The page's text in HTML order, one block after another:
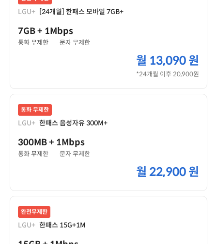
LGU+ [24개월] 한패스 모바일 7GB+
7GB+ 1Mbps
통화 무제한 문자 무제한
월 13,090 원
*24개월 이후 20,900원
통화 무제한
LGU+ 한패스 음성자유 300M+
300MB+ 1Mbps
통화 무제한 문자 무제한
월 22,900 원
완전무제한
LGU+ 한패스 15G+1M